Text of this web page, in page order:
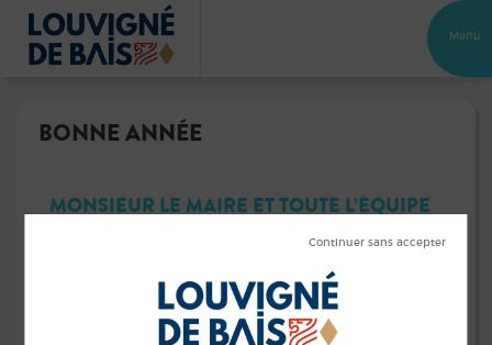
Menu
BONNE ANNÉE
MONSIEUR LE MAIRE ET TOUTE L’ÉQUIPE
TOUTES ET À TOUS UNE EXCELLENTE